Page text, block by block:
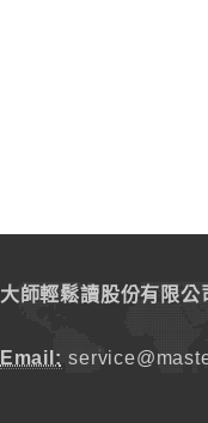
大師輕鬆讀股份有限公
Email: